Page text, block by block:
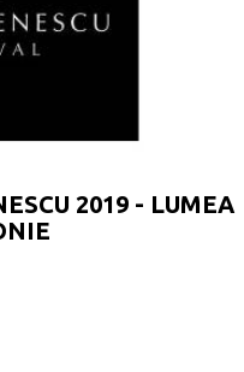
2019 - LUMEA